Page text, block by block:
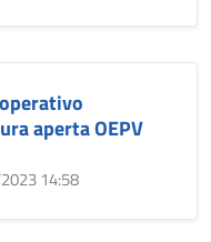
aperta OEPV
14:58